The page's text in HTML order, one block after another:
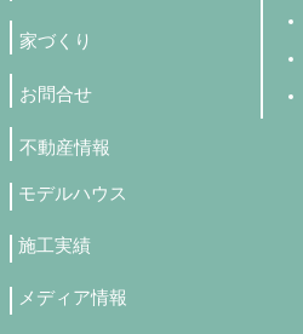
家づくり
お問合せ
不動産情報
モデルハウス
施工実績
メディア情報